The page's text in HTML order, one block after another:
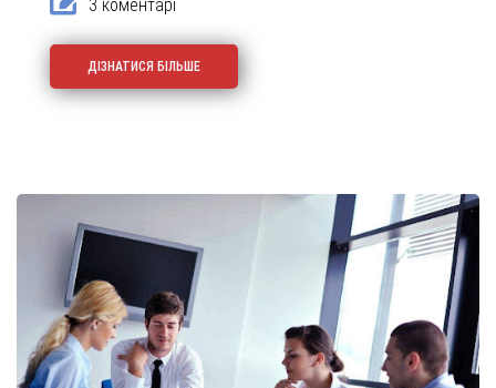
3 коментарі
ДІЗНАТИСЯ БІЛЬШЕ